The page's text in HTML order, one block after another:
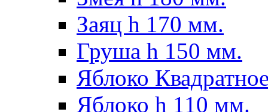
Заяц h 170 мм.
Груша h 150 мм.
Яблоко
Яблоко h 110 мм.